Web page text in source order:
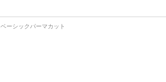
ベーシックパーマカット